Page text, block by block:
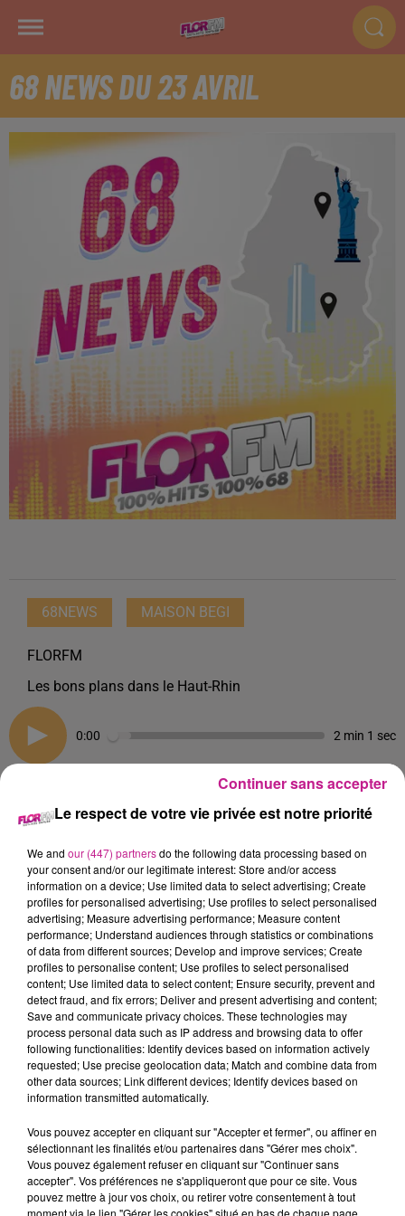
68 NEWS DU 23 AVRIL
68NEWS MAISON BEGI
FLORFM
Les bons plans dans le Haut-Rhin
0:00 2 min 1 sec
23 avril 2024 - 2 min 1 sec
Retrouvez les 68 news du 23 avril avecMaisons Begi,
constructeur de maisons dans le Haut-Rhin.
TITRES DIFFUSÉS
4h57
4h57 4h55
4h55 4h51
4h51
Le respect de votre vie privée est notre priorité
We and our (447) partnersdo the following data processing based on
your consent and/or our legitimate interest: Store and/or access
information on a device; Use limited data to select advertising; Create
profiles for personalised advertising; Use profiles to select personalised
advertising; Measure advertising performance; Measure content
performance; Understand audiences through statistics or combinations
of data from different sources; Develop and improve services; Create
profiles to personalise content; Use profiles to select personalised
content; Use limited data to select content; Ensure security, prevent and
detect fraud, and fix errors; Deliver and present advertising and content;
Save and communicate privacy choices. These technologies may
process personal data such as IP address and browsing data to offer
following functionalities: Identify devices based on information actively
requested; Use precise geolocation data; Match and combine data from
other data sources; Link different devices; Identify devices based on
information transmitted automatically.
Vous pouvez accepter en cliquant sur "Accepter et fermer", ou affiner en
sélectionnant les finalités et/ou partenaires dans "Gérer mes choix".
Vous pouvez également refuser en cliquant sur "Continuer sans
accepter". Vos préférences ne s'appliqueront que pour ce site. Vous
pouvez mettre à jour vos choix, ou retirer votre consentement à tout
moment via le lien "Gérer les cookies" situé en bas de chaque page.
Continuer sans accepter